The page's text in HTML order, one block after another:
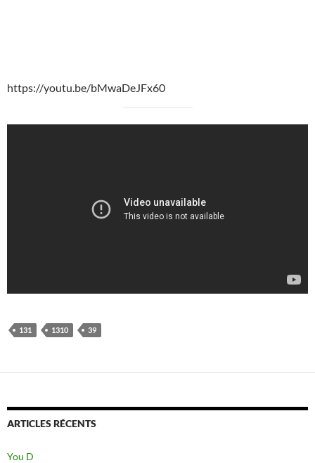
https://youtu.be/bMwaDeJFx60
131 1310 39
ARTICLES RÉCENTS
You D